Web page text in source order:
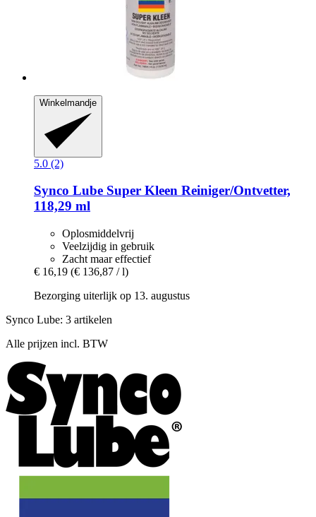
Winkelmandje
5.0 (2)
Synco Lube Super Kleen Reiniger/Ontvetter,
118,29 ml
Oplosmiddelvrij
Veelzijdig in gebruik
Zacht maar effectief
€ 16,19 (€ 136,87 / l)
Bezorging uiterlijk op 13. augustus
Synco Lube: 3 artikelen
Alle prijzen incl. BTW